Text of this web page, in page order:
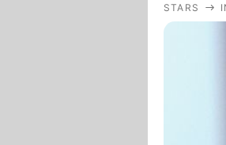
STARS